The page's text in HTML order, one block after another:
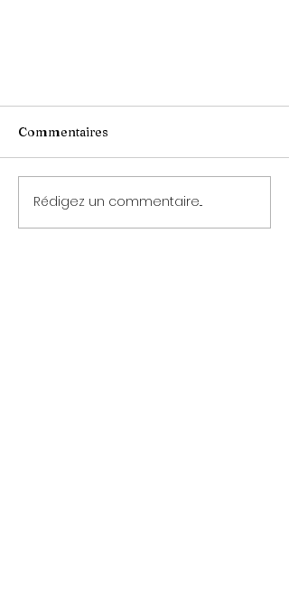
Commentaires
Rédigez un commentaire...